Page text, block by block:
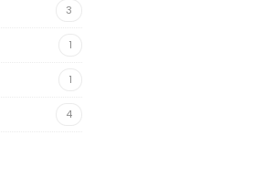
3
1
1
4